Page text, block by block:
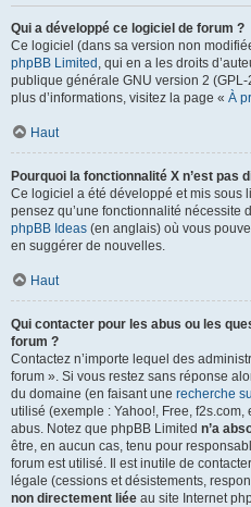
Qui a développé ce logiciel de forum ?
Ce logiciel (dans sa version non
phpBB Limited , qui en a les droits
publique générale GNU version 2
plus d’informations, visitez la page « À
Haut
Pourquoi la fonctionnalité X n’est pas
Ce logiciel a été développé et mis sous
pensez qu’une fonctionnalité nécessite
phpBB Ideas (en anglais) où vous
en suggérer de nouvelles.
Haut
Qui contacter pour les abus ou les
forum ?
Contactez n’importe lequel des
forum ». Si vous restez sans réponse
du domaine (en faisant une recherche
utilisé (exemple : Yahoo!, Free,
abus. Notez que phpBB Limited n’a
être, en aucun cas, tenu pour
forum est utilisé. Il est inutile de
légale (cessions et désistements,
non directement liée au site Internet